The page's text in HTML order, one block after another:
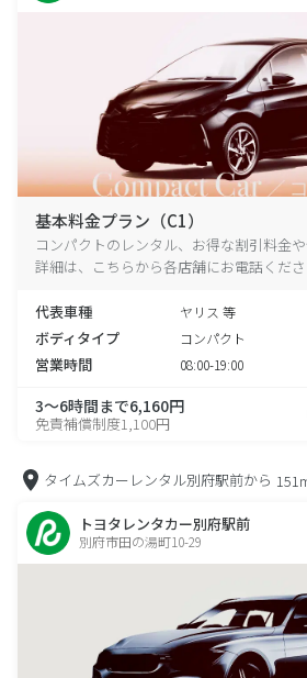
基本料金プラン（C1）
コンパクトのレンタル、お得な割引料金
詳細は、こちらから各店舗にお電話くださ
代表車種 ヤリス 等
ボディタイプ コンパクト
営業時間 08:00-19:00
3～6時間まで6,160円
免責補償制度1,100円
タイムズカーレンタル別府駅前から
トヨタレンタカー別府駅前
別府市田の湯町10-29